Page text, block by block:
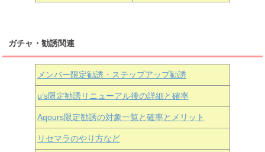
ガチャ・勧誘関連
メンバー限定勧誘・ステップアップ勧誘
μ’s限定勧誘リニューアル後の詳細と確率
Aqours限定勧誘の対象一覧と確率とメリット
リセマラのやり方など